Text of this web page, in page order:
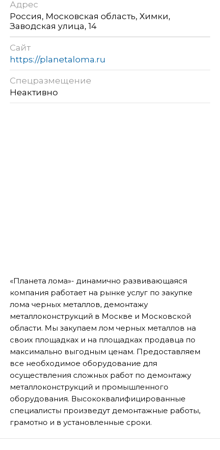
Адрес
Россия, Московская область, Химки,
Заводская улица, 14
Сайт
https://planetaloma.ru
Спецразмещение
Неактивно
«Планета лома»- динамично развивающаяся
компания работает на рынке услуг по закупке
лома черных металлов, демонтажу
металлоконструкций в Москве и Московской
области. Мы закупаем лом черных металлов на
своих площадках и на площадках продавца по
максимально выгодным ценам. Предоставляем
все необходимое оборудование для
осуществления сложных работ по демонтажу
металлоконструкций и промышленного
оборудования. Высококвалифицированные
специалисты произведут демонтажные работы,
грамотно и в установленные сроки.